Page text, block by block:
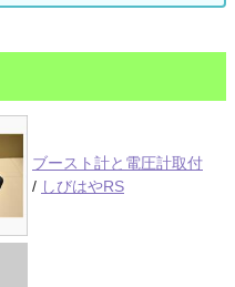
ブースト計と電圧計取付
/ しびはやRS